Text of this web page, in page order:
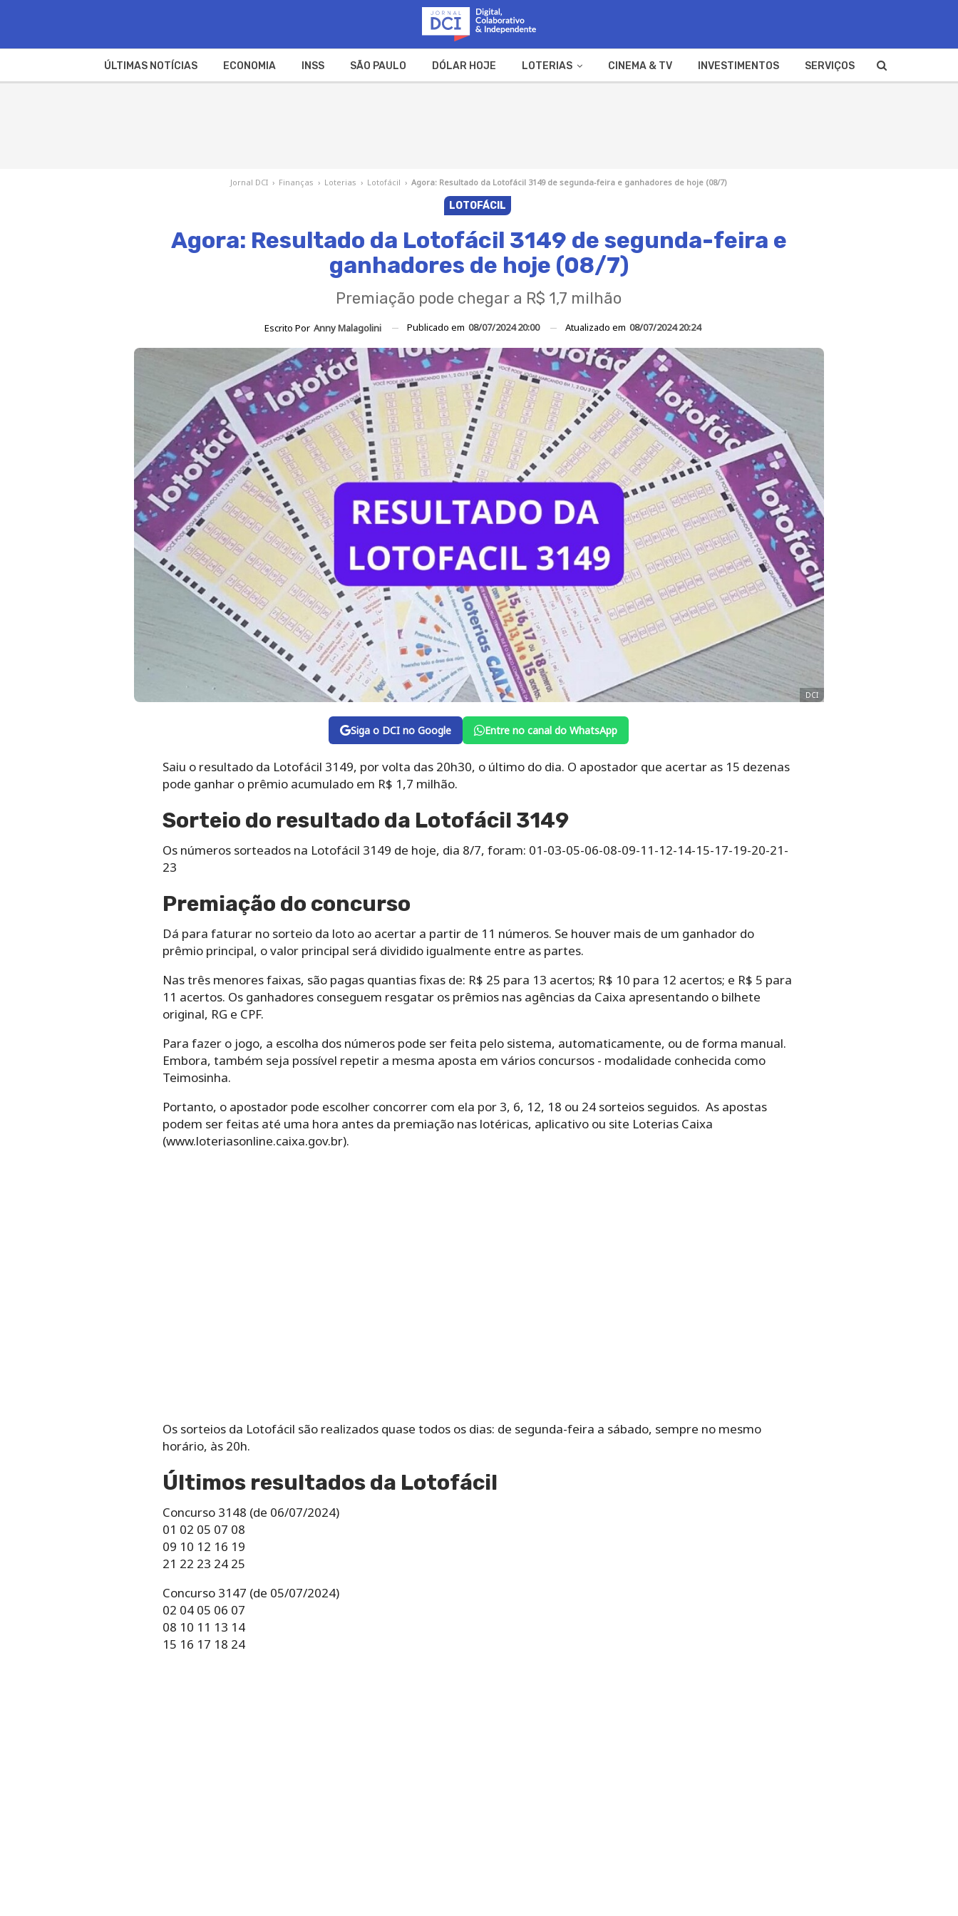
ÚLTIMAS NOTÍCIAS ECONOMIA INSS SÃO PAULO DÓLAR HOJE LOTERIAS CINEMA & TV INVESTIMENTOS SERVIÇOS
Jornal DCI › Finanças › Loterias › Lotofácil › Agora: Resultado da Lotofácil 3149 de segunda-feira e ganhadores de hoje (08/7)
LOTOFÁCIL
Agora: Resultado da Lotofácil 3149 de segunda-feira e
ganhadores de hoje (08/7)
Premiação pode chegar a R$ 1,7 milhão
Escrito Por Anny Malagolini Publicado em 08/07/2024 20:00 Atualizado em 08/07/2024 20:24
DCI
Siga o DCI no Google Entre no canal do WhatsApp
Saiu o resultado da Lotofácil 3149, por volta das 20h30, o último do dia. O apostador que acertar as 15 dezenas
pode ganhar o prêmio acumulado em R$ 1,7 milhão.
Sorteio do resultado da Lotofácil 3149
Os números sorteados na Lotofácil 3149 de hoje, dia 8/7, foram: 01-03-05-06-08-09-11-12-14-15-17-19-20-21-
23
Premiação do concurso
Dá para faturar no sorteio da loto ao acertar a partir de 11 números. Se houver mais de um ganhador do
prêmio principal, o valor principal será dividido igualmente entre as partes.
Nas três menores faixas, são pagas quantias fixas de: R$ 25 para 13 acertos; R$ 10 para 12 acertos; e R$ 5 para
11 acertos. Os ganhadores conseguem resgatar os prêmios nas agências da Caixa apresentando o bilhete
original, RG e CPF.
Para‌ ‌fazer‌ ‌o‌ ‌jogo,‌ ‌a‌ ‌escolha‌ ‌dos‌ ‌números‌ ‌pode‌ ‌ser‌ ‌feita‌ ‌pelo‌ ‌sistema,‌ ‌automaticamente,‌ ‌ou‌ ‌de‌ ‌forma‌ ‌manual.‌
Embora, ‌também‌ ‌seja‌ ‌possível‌ ‌repetir‌ ‌a‌ ‌mesma‌ ‌aposta‌ ‌em‌ ‌vários‌ ‌concursos -‌ ‌modalidade‌ ‌conhecida‌ ‌como‌
‌Teimosinha.‌ ‌
Portanto, o ‌apostador‌ ‌pode‌ ‌escolher‌ ‌concorrer‌ ‌com‌ ‌ela‌ ‌por‌ ‌3,‌ ‌6,‌ ‌12,‌ ‌18‌ ‌ou‌ ‌24‌ ‌sorteios seguidos.‌ ‌ As apostas
podem ser feitas até uma hora antes da premiação nas lotéricas, aplicativo ou site Loterias Caixa
(www.loteriasonline.caixa.gov.br).
Os‌ ‌sorteios‌ ‌da‌ ‌Lotofácil‌ ‌são‌ ‌realizados‌ ‌quase‌ ‌todos‌ ‌os‌ ‌dias: de‌ ‌segunda-feira‌ ‌a‌ ‌sábado,‌ ‌sempre‌ ‌no‌ ‌mesmo‌
‌horário,‌ ‌às‌ ‌20h.
Últimos resultados da Lotofácil
Concurso 3148 (de 06/07/2024)
01 02 05 07 08
09 10 12 16 19
21 22 23 24 25
Concurso 3147 (de 05/07/2024)
02 04 05 06 07
08 10 11 13 14
15 16 17 18 24